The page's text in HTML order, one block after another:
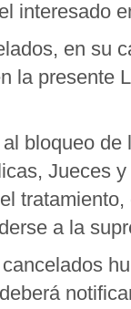
interesado
en su
la presente
bloqueo
Jueces
a la